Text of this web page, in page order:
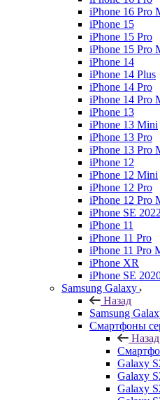
iPhone 16 Pro
iPhone 15
iPhone 15 Pro
iPhone 15 Pro
iPhone 14
iPhone 14 Plus
iPhone 14 Pro
iPhone 14 Pro
iPhone 13
iPhone 13 Mini
iPhone 13 Pro
iPhone 13 Pro
iPhone 12
iPhone 12 Mini
iPhone 12 Pro
iPhone 12 Pro
iPhone SE 2022
iPhone 11
iPhone 11 Pro
iPhone 11 Pro
iPhone XR
iPhone SE
Samsung Galaxy
Назад
Samsung
Смартфоны
Назад
Galaxy
Galaxy
Galaxy